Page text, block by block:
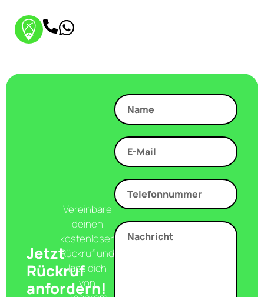
Jetzt
Rückruf
anfordern!
Vereinbare
deinen
kostenlosen
Rückruf und
lass dich
von